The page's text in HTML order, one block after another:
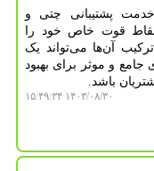
پشتیبانی چتی و
نقاط قوت خاص خود را
آن‌ها می‌تواند یک
جامع و موثر برای بهبود
باشد.
۱۴۰۳/۰۸/۳۰ ۱۵:۴۹:۳۴